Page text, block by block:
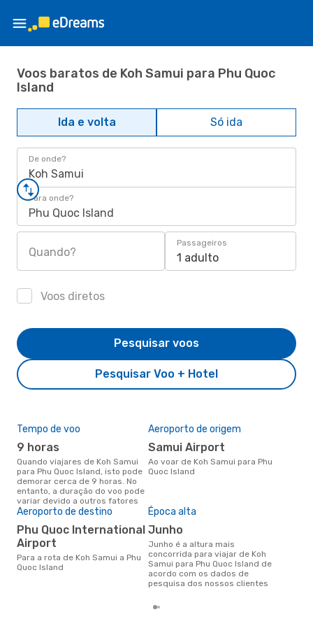
Voos baratos de Koh Samui para Phu Quoc
Island
Ida e volta Só ida
De onde?
Koh Samui
Para onde?
Phu Quoc Island
Quando?
Passageiros
1 adulto
Voos diretos
Pesquisar Voo + Hotel
Pesquisar voos
Tempo de voo
9 horas
Quando viajares de Koh Samui
para Phu Quoc Island, isto pode
demorar cerca de 9 horas. No
entanto, a duração do voo pode
variar devido a outros fatores
Aeroporto de origem
Samui Airport
Ao voar de Koh Samui para Phu
Quoc Island
Aeroporto de destino
Phu Quoc International
Airport
Para a rota de Koh Samui a Phu
Quoc Island
Época alta
junho
junho é a altura mais
concorrida para viajar de Koh
Samui para Phu Quoc Island de
acordo com os dados de
pesquisa dos nossos clientes